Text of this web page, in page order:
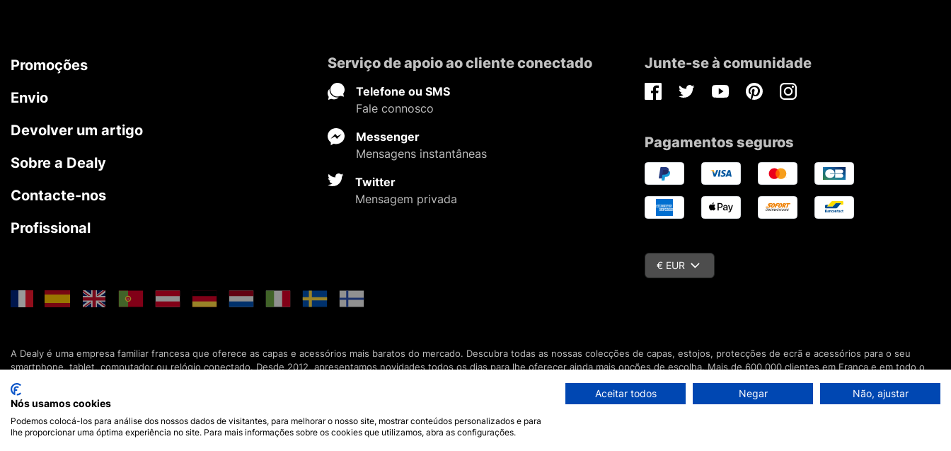
Promoções
Envio
Devolver um artigo
Sobre a Dealy
Contacte-nos
Profissional
Serviço de apoio ao cliente conectado
Telefone ou SMS
Fale connosco
Messenger
Mensagens instantâneas
Twitter
Mensagem privada
Junte-se à comunidade
FacebookTwitterYoutubePinterestInstagram
Pagamentos seguros
€ EUR
A Dealy é uma empresa familiar francesa que oferece as capas e acessórios mais baratos do mercado. Descubra todas as nossas colecções de capas, estojos, protecções de ecrã e acessórios para o seu
smartphone, tablet, computador ou relógio conectado. Desde 2012, apresentamos novidades todos os dias para lhe oferecer ainda mais opções de escolha. Mais de 600.000 clientes em França e em todo o
© 2026 Dealy - Todos os direitos reservados Aviso legal • Termos e Condições Gerais de Compra
Nós usamos cookies
Podemos colocá-los para análise dos nossos dados de visitantes, para melhorar o nosso site, mostrar conteúdos personalizados e para
lhe proporcionar uma óptima experiência no site. Para mais informações sobre os cookies que utilizamos, abra as configurações.
Aceitar todos Negar Não, ajustar